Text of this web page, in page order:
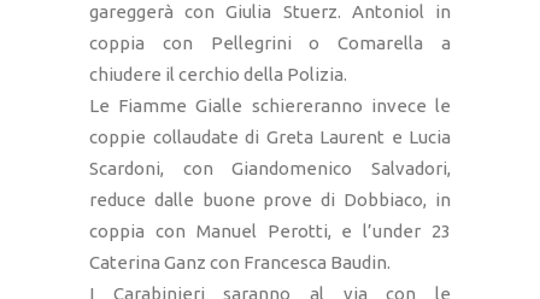
gareggerà con Giulia Stuerz. Antoniol in
coppia con Pellegrini o Comarella a
chiudere il cerchio della Polizia.
Le Fiamme Gialle schiereranno invece le
coppie collaudate di Greta Laurent e Lucia
Scardoni, con Giandomenico Salvadori,
reduce dalle buone prove di Dobbiaco, in
coppia con Manuel Perotti, e l’under 23
Caterina Ganz con Francesca Baudin.
I Carabinieri saranno al via con le